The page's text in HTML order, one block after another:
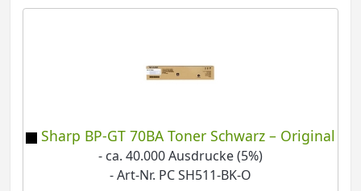
Sharp BP-GT 70BA Toner Schwarz – Original
- ca. 40.000 Ausdrucke (5%)
- Art-Nr. PC SH511-BK-O